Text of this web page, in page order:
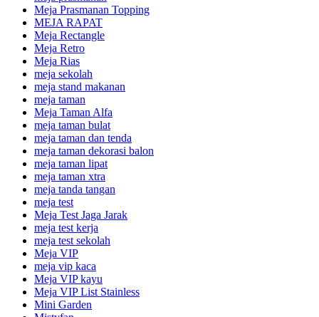
Meja Prasmanan Topping
MEJA RAPAT
Meja Rectangle
Meja Retro
Meja Rias
meja sekolah
meja stand makanan
meja taman
Meja Taman Alfa
meja taman bulat
meja taman dan tenda
meja taman dekorasi balon
meja taman lipat
meja taman xtra
meja tanda tangan
meja test
Meja Test Jaga Jarak
meja test kerja
meja test sekolah
Meja VIP
meja vip kaca
Meja VIP kayu
Meja VIP List Stainless
Mini Garden